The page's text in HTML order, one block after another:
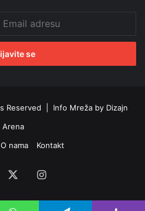
Reserved | Info Mreža by Dizajn
Arena
O nama Kontakt
Instagram